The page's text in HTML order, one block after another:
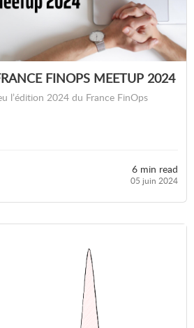
FINOPS MEETUP 2024
l’édition 2024 du France FinOps
6 min read
05 juin 2024